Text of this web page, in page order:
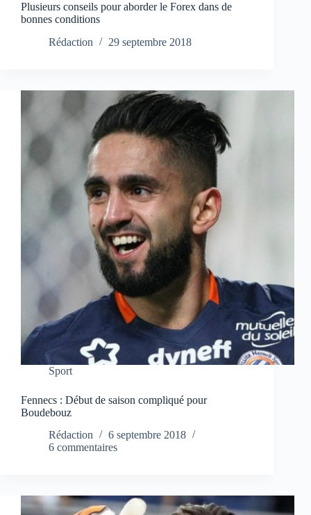
Plusieurs conseils pour aborder le Forex dans de
bonnes conditions
Rédaction
29 septembre 2018
Sport
Fennecs : Début de saison compliqué pour
Boudebouz
Rédaction
6 septembre 2018
6 commentaires